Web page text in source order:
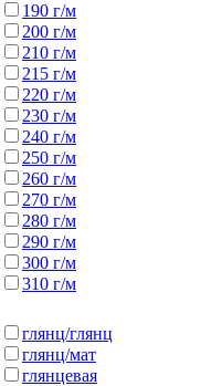
190 г/м
200 г/м
210 г/м
215 г/м
220 г/м
230 г/м
240 г/м
250 г/м
260 г/м
270 г/м
280 г/м
290 г/м
300 г/м
310 г/м
глянц/глянц
глянц/мат
глянцевая